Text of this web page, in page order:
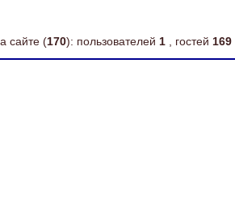
сайте (170): пользователей 1 , гостей 169